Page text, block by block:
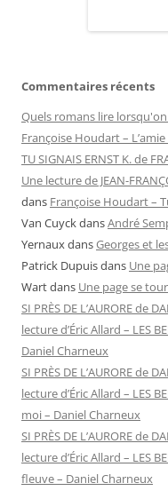
Commentaires récents
Quels romans lire
Françoise Houdart –
TU SIGNAIS ERNST K. de
Une lecture de JEAN-
dans Françoise Houdart –
Van CuyckdansAndré
YernauxdansGeorges et
Patrick Dupuisdans Une
Wartdans Une page se
SI PRÈS DE L’AURORE de
lecture d’Éric Allard – LES
Daniel Charneux
SI PRÈS DE L’AURORE de
lecture d’Éric Allard – LES
moi – Daniel Charneux
SI PRÈS DE L’AURORE de
lecture d’Éric Allard – LES
fleuve – Daniel Charneux